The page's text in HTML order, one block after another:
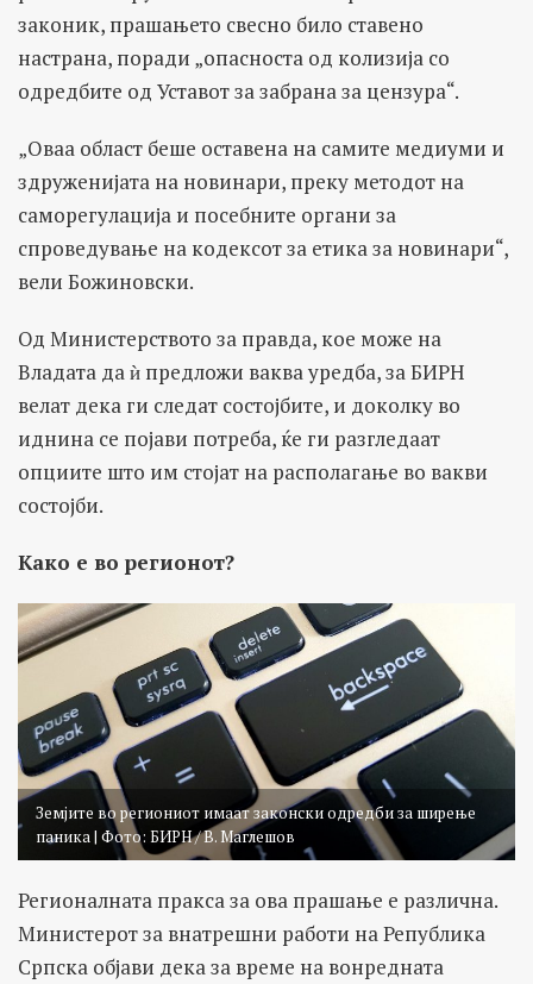
законик, прашањето свесно било ставено
настрана, поради „опасноста од колизија со
одредбите од Уставот за забрана за цензура“.
„Оваа област беше оставена на самите медиуми и
здруженијата на новинари, преку методот на
саморегулација и посебните органи за
спроведување на кодексот за етика за новинари“,
вели Божиновски.
Од Министерството за правда, кое може на
Владата да ѝ предложи ваква уредба, за БИРН
велат дека ги следат состојбите, и доколку во
иднина се појави потреба, ќе ги разгледаат
опциите што им стојат на располагање во вакви
состојби.
Како е во регионот?
Земјите во региониот имаат законски одредби за ширење
паника | Фото: БИРН / В. Маглешов
Регионалната пракса за ова прашање е различна.
Министерот за внатрешни работи на Република
Српска објави дека за време на вонредната